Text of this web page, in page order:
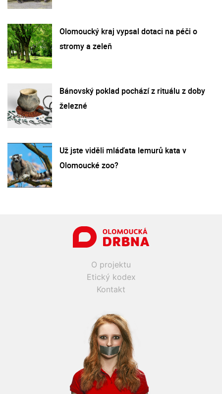
Olomoucký kraj vypsal dotaci na péči o
stromy a zeleň
Bánovský poklad pochází z rituálu z doby
železné
Už jste viděli mláďata lemurů kata v
Olomoucké zoo?
O projektu
Etický kodex
Kontakt